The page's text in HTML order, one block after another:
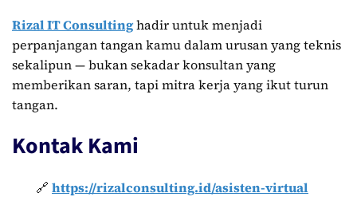
Rizal IT Consultinghadir untuk menjadi
perpanjangan tangan kamu dalam urusan yang teknis
sekalipun — bukan sekadar konsultan yang
memberikan saran, tapi mitra kerja yang ikut turun
tangan.
Kontak Kami
🔗 https://rizalconsulting.id/asisten-virtual